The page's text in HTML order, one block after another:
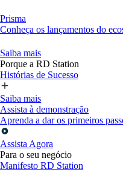
Prisma
Conheça os lançamentos do
Saiba mais
Porque a RD Station
Histórias de Sucesso
Saiba mais
Assista à demonstração
Aprenda a dar os primeiros
Assista Agora
Para o seu negócio
Manifesto RD Station